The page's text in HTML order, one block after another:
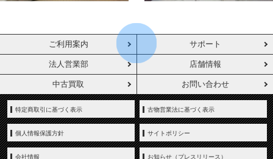
ご利用案内 サポート
法人営業部 店舗情報
中古買取 お問い合わせ
特定商取引に基づく表示 古物営業法に基づく表示
個人情報保護方針 サイトポリシー
会社情報 お知らせ（プレスリリース）